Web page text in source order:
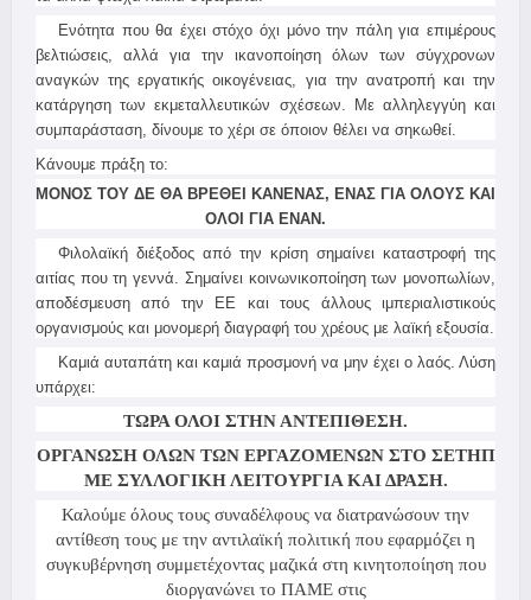
Ενότητα που θα έχει στόχο όχι μόνο την πάλη για επιμέρους
βελτιώσεις, αλλά για την ικανοποίηση όλων των σύγχρονων
αναγκών της εργατικής οικογένειας, για την ανατροπή και την
κατάργηση των εκμεταλλευτικών σχέσεων. Με αλληλεγγύη και
συμπαράσταση, δίνουμε το χέρι σε όποιον θέλει να σηκωθεί.
Κάνουμε πράξη το:
ΜΟΝΟΣ ΤΟΥ ΔΕ ΘΑ ΒΡΕΘΕΙ ΚΑΝΕΝΑΣ, ΕΝΑΣ ΓΙΑ ΟΛΟΥΣ ΚΑΙ
ΟΛΟΙ ΓΙΑ ΕΝΑΝ.
Φιλολαϊκή διέξοδος από την κρίση σημαίνει καταστροφή της
αιτίας που τη γεννά. Σημαίνει κοινωνικοποίηση των μονοπωλίων,
αποδέσμευση από την ΕΕ και τους άλλους ιμπεριαλιστικούς
οργανισμούς και μονομερή διαγραφή του χρέους με λαϊκή εξουσία.
Καμιά αυταπάτη και καμιά προσμονή να μην έχει ο λαός. Λύση
υπάρχει:
ΤΩΡΑ ΟΛΟΙ ΣΤΗΝ ΑΝΤΕΠΙΘΕΣΗ.
ΟΡΓΑΝΩΣΗ ΟΛΩΝ ΤΩΝ ΕΡΓΑΖΟΜΕΝΩΝ ΣΤΟ ΣΕΤΗΠ
ΜΕ ΣΥΛΛΟΓΙΚΗ ΛΕΙΤΟΥΡΓΙΑ ΚΑΙ ΔΡΑΣΗ.
Καλούμε όλους τους συναδέλφους να διατρανώσουν την
αντίθεση τους με την αντιλαϊκή πολιτική που εφαρμόζει η
συγκυβέρνηση συμμετέχοντας μαζικά στη κινητοποίηση που
διοργανώνει το ΠΑΜΕ στις